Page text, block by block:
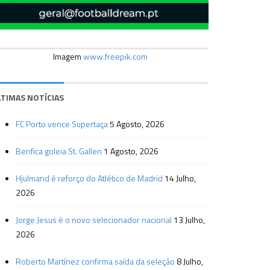
Imagemwww.freepik.com
NOTÍCIAS
FC Porto vence Supertaça5 Agosto, 2026
Benfica goleia St. Gallen 1 Agosto, 2026
Hjulmand é reforço do Atlético de Madrid 14 Julho,
2026
Jorge Jesus é o novo selecionador nacional 13 Julho,
2026
Roberto Martínez confirma saída da seleção 8 Julho,